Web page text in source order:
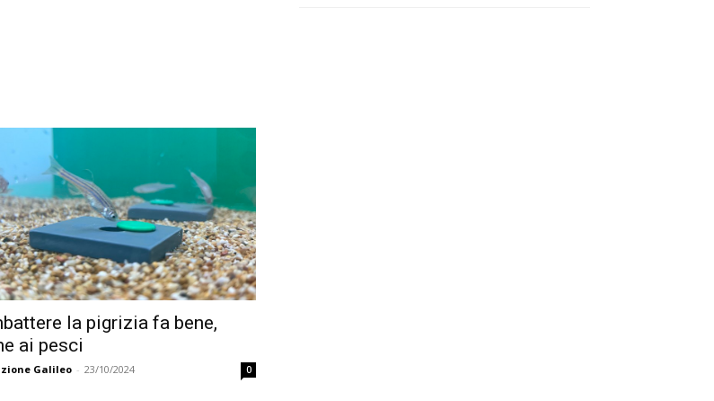
la pigrizia fa bene,
ai pesci
Galileo - 23/10/2024 0